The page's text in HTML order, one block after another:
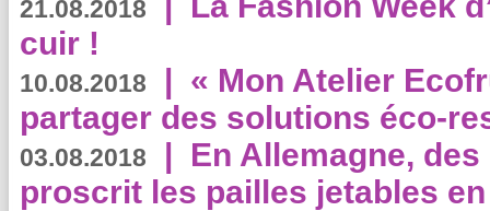
21.08.2018
cuir !
10.08.2018 | « Mon Atelier
partager des solutions éco-
03.08.2018 | En Allemagne,
proscrit les pailles jetables